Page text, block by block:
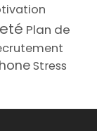
Plan de
Stress